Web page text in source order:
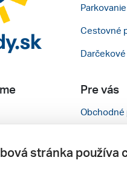
Cestovné
Pre vás
stránka používa